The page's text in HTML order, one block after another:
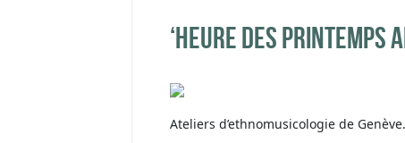
‘heure des printemps
Ateliers d’ethnomusicologie de